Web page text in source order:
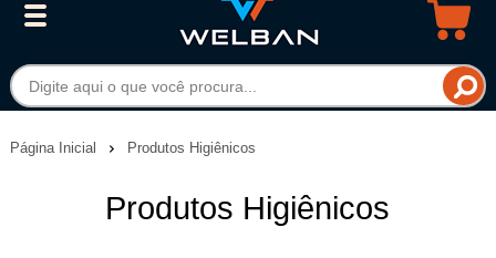
Página Inicial Produtos Higiênicos
Produtos Higiênicos